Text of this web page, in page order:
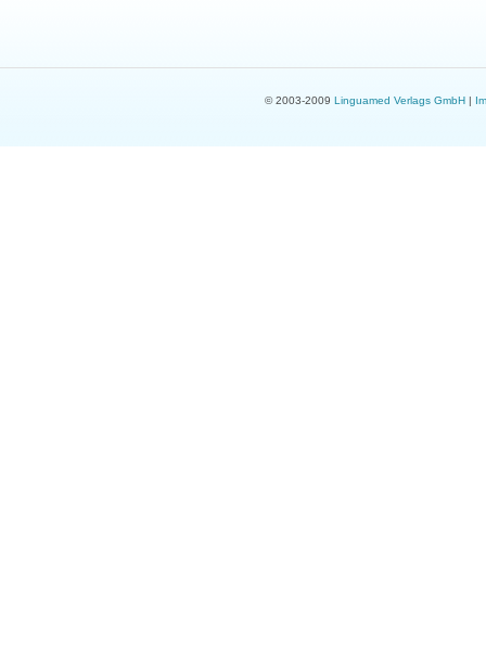
© 2003-2009 Linguamed Verlags GmbH|